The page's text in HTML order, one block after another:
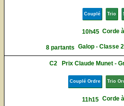
Couplé Trio
10h45 Corde
8 partants Galop - Classe
C2 Prix Claude Munet -
Couplé Ordre Trio
11h15 Corde